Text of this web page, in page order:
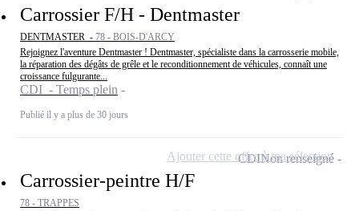
Carrossier F/H - Dentmaster
DENTMASTER - 78 - BOIS-D'ARCY
Rejoignez l'aventure Dentmaster ! Dentmaster, spécialiste dans la carrosserie mobile,
la réparation des dégâts de grêle et le reconditionnement de véhicules, connaît une
croissance fulgurante...
CDI - Temps plein
Publié il y a plus de 30 jours
Carrossier-peintre H/F
78 - TRAPPES
CDINon renseigné
Ajouter cette offre à ma sélection